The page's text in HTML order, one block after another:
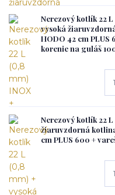
Nerezový kotlík 22
vysoká
HODO 42 cm PLUS
korenie na guláš
Nerezový kotlík 22
žiaruvzdorná
cm PLUS 600 +